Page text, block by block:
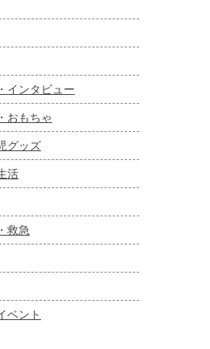
インタビュー
おもちゃ
グッズ
活
救急
ベント